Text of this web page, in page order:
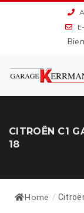
CITROËN C1
18
Home /